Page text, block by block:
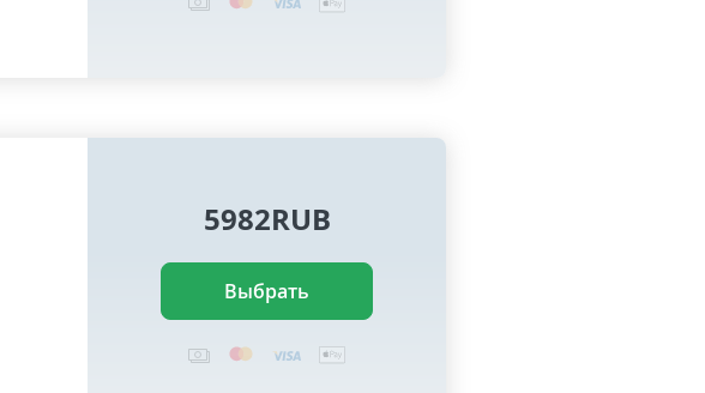
5982RUB
Выбрать